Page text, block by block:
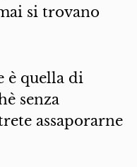
si trovano
è quella di
senza
assaporarne